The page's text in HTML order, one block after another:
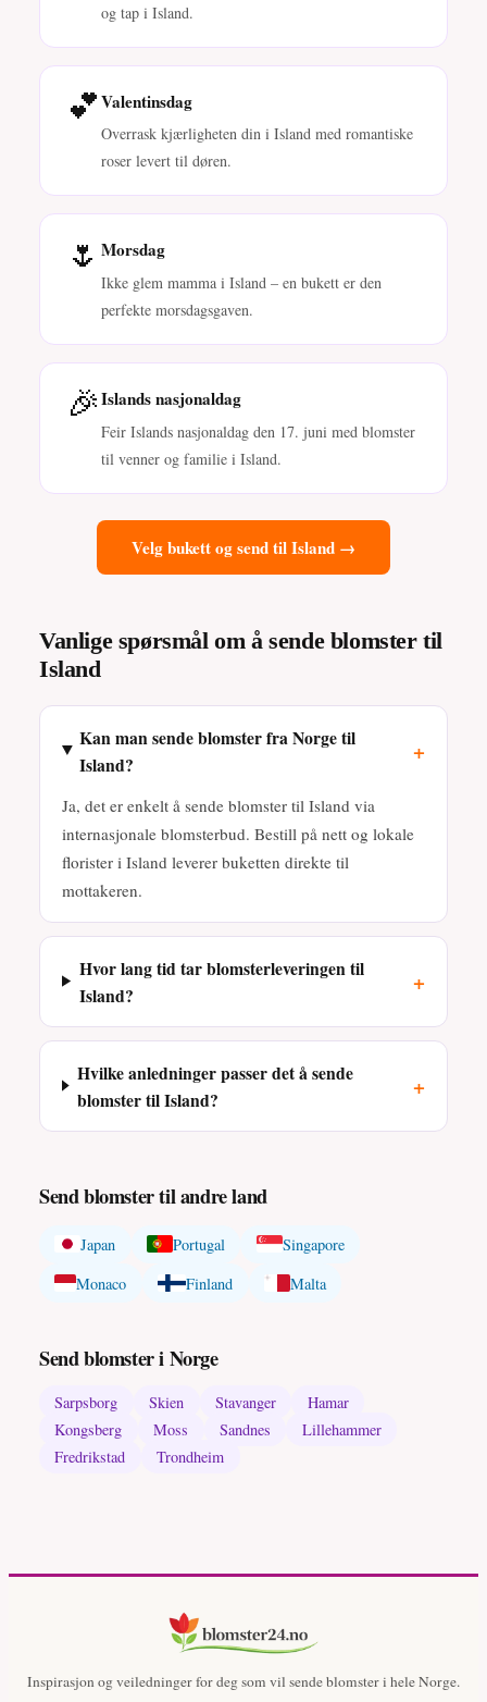
og tap i Island.
💕Valentinsdag
Overrask kjærligheten din i Island med romantiske
roser levert til døren.
🌷 Morsdag
Ikke glem mamma i Island – en bukett er den
perfekte morsdagsgaven.
🎉Islands nasjonaldag
Feir Islands nasjonaldag den 17. juni med blomster
til venner og familie i Island.
Velg bukett og send til Island →
Vanlige spørsmål om å sende blomster til
Island
Kan man sende blomster fra Norge til
Island?
+
Ja, det er enkelt å sende blomster til Island via
internasjonale blomsterbud. Bestill på nett og lokale
florister i Island leverer buketten direkte til
mottakeren.
Hvor lang tid tar blomsterleveringen til
Island?
+
Hvilke anledninger passer det å sende
blomster til Island?
+
Send blomster til andre land
Japan Portugal
Singapore
Monaco
Finland Malta
Send blomster i Norge
Sarpsborg Skien Stavanger
Hamar
Kongsberg
Moss Sandnes
Lillehammer
Fredrikstad
Trondheim
Inspirasjon og veiledninger for deg som vil sende blomster i hele Norge.